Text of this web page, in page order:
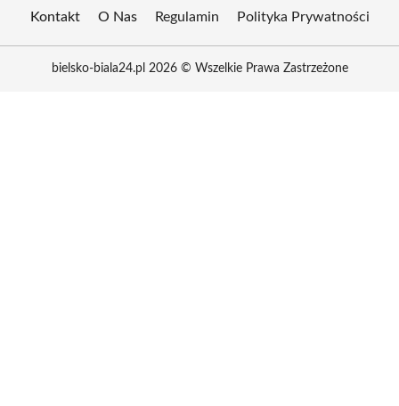
Kontakt O Nas Regulamin Polityka Prywatności
bielsko-biala24.pl 2026 © Wszelkie Prawa Zastrzeżone